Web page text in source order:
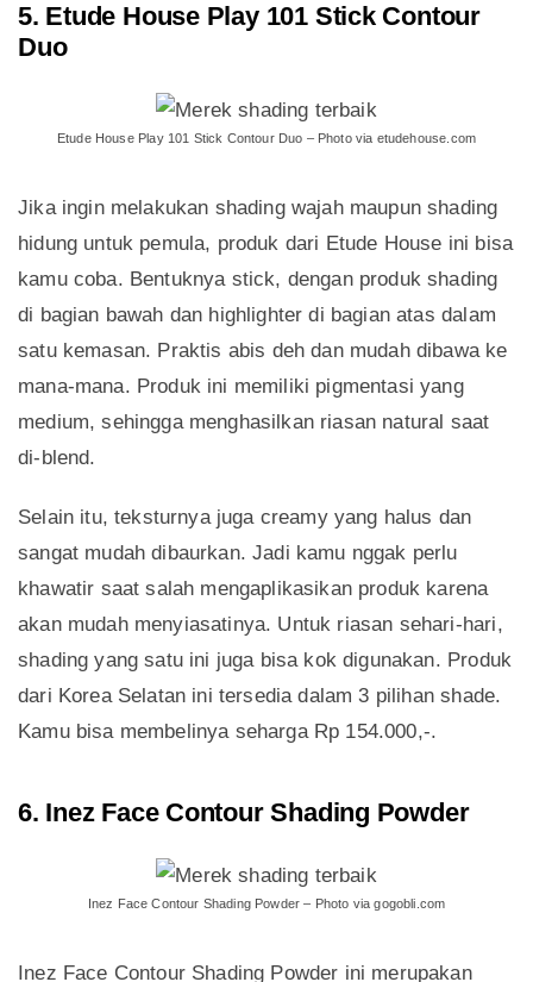
5. Etude House Play 101 Stick Contour
Duo
Etude House Play 101 Stick Contour Duo – Photo via etudehouse.com
Jika ingin melakukan shading wajah maupun shading
hidung untuk pemula, produk dari Etude House ini bisa
kamu coba. Bentuknya stick, dengan produk shading
di bagian bawah dan highlighter di bagian atas dalam
satu kemasan. Praktis abis deh dan mudah dibawa ke
mana-mana. Produk ini memiliki pigmentasi yang
medium, sehingga menghasilkan riasan natural saat
di-blend.
Selain itu, teksturnya juga creamy yang halus dan
sangat mudah dibaurkan. Jadi kamu nggak perlu
khawatir saat salah mengaplikasikan produk karena
akan mudah menyiasatinya. Untuk riasan sehari-hari,
shading yang satu ini juga bisa kok digunakan. Produk
dari Korea Selatan ini tersedia dalam 3 pilihan shade.
Kamu bisa membelinya seharga Rp 154.000,-.
6. Inez Face Contour Shading Powder
Inez Face Contour Shading Powder – Photo via gogobli.com
Inez Face Contour Shading Powder ini merupakan